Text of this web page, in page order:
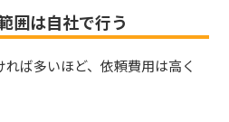
囲は自社で行う
ば多いほど、依頼費用は高く